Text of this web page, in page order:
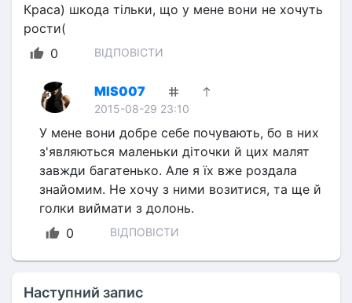
Краса) шкода тільки, що у мене вони не хочуть
рости(
0
ВІДПОВІСТИ
MIS007
2015-08-29 23:10
У мене вони добре себе почувають, бо в них
з'являються маленьки діточки й цих малят
завжди багатенько. Але я їх вже роздала
знайомим. Не хочу з ними возитися, та ще й
голки виймати з долонь.
0
ВІДПОВІСТИ
Наступний запис